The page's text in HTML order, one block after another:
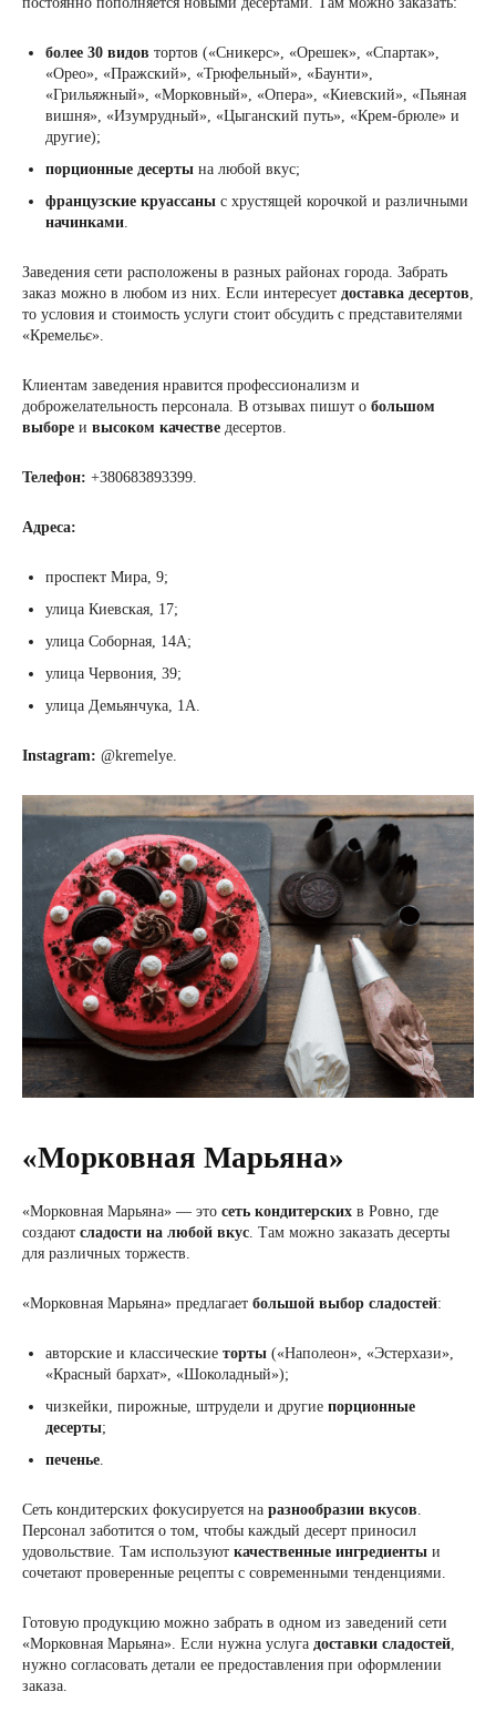
более 30 видов тортов («Сникерс», «Орешек», «Спартак»,
«Орео», «Пражский», «Трюфельный», «Баунти»,
«Грильяжный», «Морковный», «Опера», «Киевский», «Пьяная
вишня», «Изумрудный», «Цыганский путь», «Крем-брюле» и
другие);
порционные десерты на любой вкус;
французские круассаны с хрустящей корочкой и различными
начинками
Заведения сети расположены в разных районах города. Забрать
заказ можно в любом из них. Если интересует доставка десертов
то условия и стоимость услуги стоит обсудить с представителями
«Кремельє».
Клиентам заведения нравится профессионализм и
доброжелательность персонала. В отзывах пишут о большом
выборе и высоком качестве десертов.
Телефон: +380683893399.
Адреса:
проспект Мира, 9;
улица Киевская, 17;
улица Соборная, 14А;
улица Червония, 39;
улица Демьянчука, 1А.
Instagram: @kremelye.
«Морковная Марьяна»
«Морковная Марьяна» — это сеть кондитерских в Ровно, где
создают сладости на любой вкус . Там можно заказать десерты
для различных торжеств.
«Морковная Марьяна» предлагает большой выбор сладостей:
авторские и классические торты («Наполеон», «Эстерхази»,
«Красный бархат», «Шоколадный»);
чизкейки, пирожные, штрудели и другие порционные
десерты;
печенье
Сеть кондитерских фокусируется на разнообразии вкусов
Персонал заботится о том, чтобы каждый десерт приносил
удовольствие. Там используют качественные ингредиенты и
сочетают проверенные рецепты с современными тенденциями.
Готовую продукцию можно забрать в одном из заведений сети
«Морковная Марьяна». Если нужна услуга доставки сладостей
нужно согласовать детали ее предоставления при оформлении
заказа.